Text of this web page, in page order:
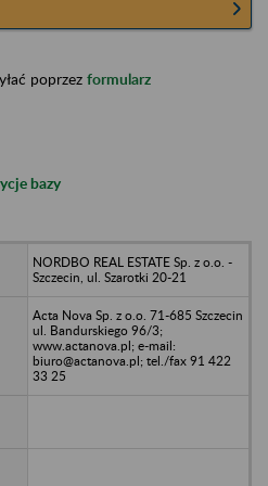
poprzez formularz
bazy
NORDBO REAL ESTATE Sp. z o.o. -
Szczecin, ul. Szarotki 20-21
Acta Nova Sp. z o.o. 71-685 Szczecin
ul. Bandurskiego 96/3;
www.actanova.pl; e-mail:
biuro@actanova.pl; tel./fax 91 422
33 25